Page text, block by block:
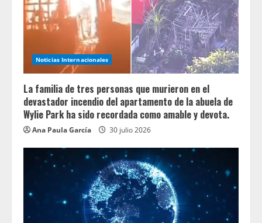
Noticias Internacionales
La familia de tres personas que murieron en el
devastador incendio del apartamento de la abuela de
Wylie Park ha sido recordada como amable y devota.
Ana Paula García 30 julio 2026